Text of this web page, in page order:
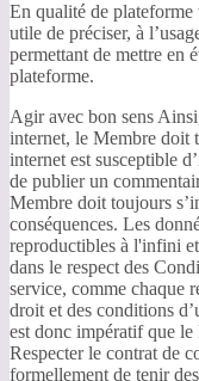
En qualité de plateforme
utile de préciser, à
permettant de mettre en
plateforme.
Agir avec bon sens
internet, le Membre doit
internet est susceptible
de publier un
Membre doit toujours
conséquences. Les
reproductibles à l'infini
dans le respect des
service, comme chaque
droit et des conditions
est donc impératif que le
Respecter le contrat de
formellement de tenir